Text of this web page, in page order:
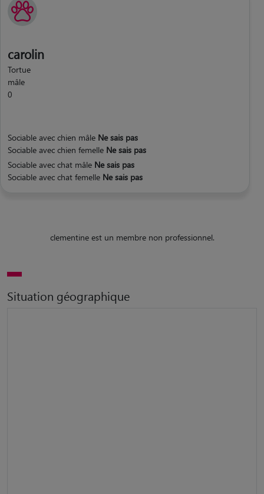
carolin
Tortue
mâle
0
Sociable avec chien mâle Ne sais pas
Sociable avec chien femelle Ne sais pas
Sociable avec chat mâle Ne sais pas
Sociable avec chat femelle Ne sais pas
clementine est un membre non professionnel.
Situation géographique